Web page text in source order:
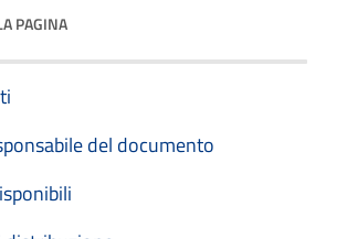
PAGINA
del documento